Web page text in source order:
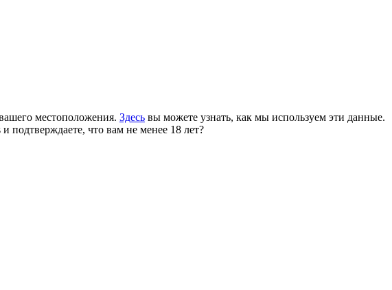
местоположения. Здесь вы можете узнать, как мы используем эти данные.
подтверждаете, что вам не менее 18 лет?